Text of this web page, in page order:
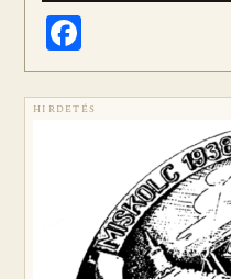
HIRDETÉS